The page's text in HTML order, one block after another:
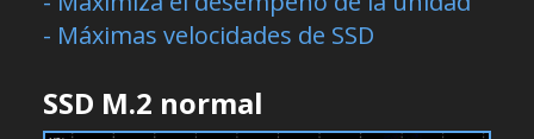
- Máximas velocidades de SSD
SSD M.2 normal